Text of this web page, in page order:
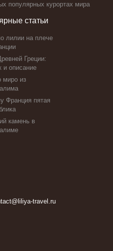
популярных курортах мира
статьи
лилии на плече
Греции:
и описание
миро из
Франция пятая
камень в
travel.ru